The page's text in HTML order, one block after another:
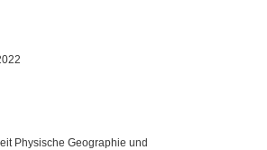
Physische Geographie und